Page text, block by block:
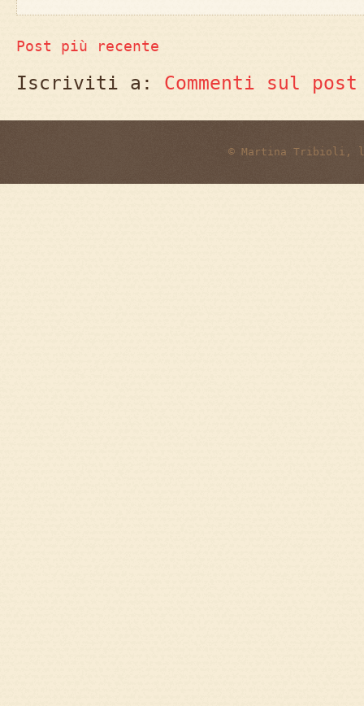
Post più recente
Iscriviti a: Commenti sul
© Martina Tribioli,